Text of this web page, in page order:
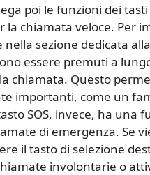
poi le funzioni dei
la chiamata veloce. Per
nella sezione dedicata
essere premuti a
chiamata. Questo
importanti, come un
SOS, invece, ha una
di emergenza. Se
il tasto di selezione
involontarie o